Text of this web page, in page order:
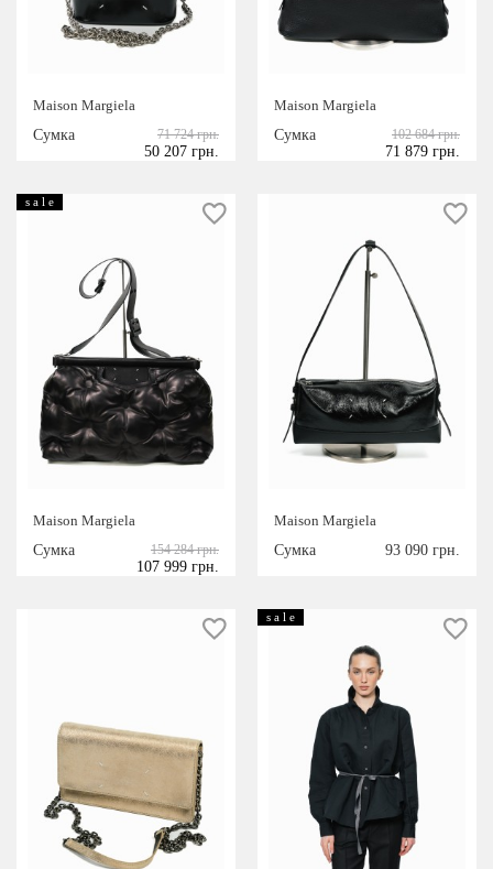
Обувь
осень/зима
37
37,5
38
38,5
39
39,5
40
41
42
44
46
серый
темно-синий
хаки
оливковый
темно-серый
Maison Margiela
Сумка
71 724 грн.
50 207 грн.
Maison Margiela
Сумка
102 684 грн.
71 879 грн.
s a l e
Maison Margiela
Сумка
154 284 грн.
107 999 грн.
Maison Margiela
Сумка
93 090 грн.
s a l e